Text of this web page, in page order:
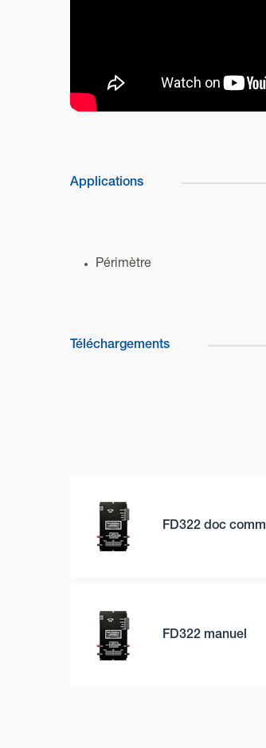
Applications
Périmètre
Téléchargements
FD322 doc
FD322 manuel